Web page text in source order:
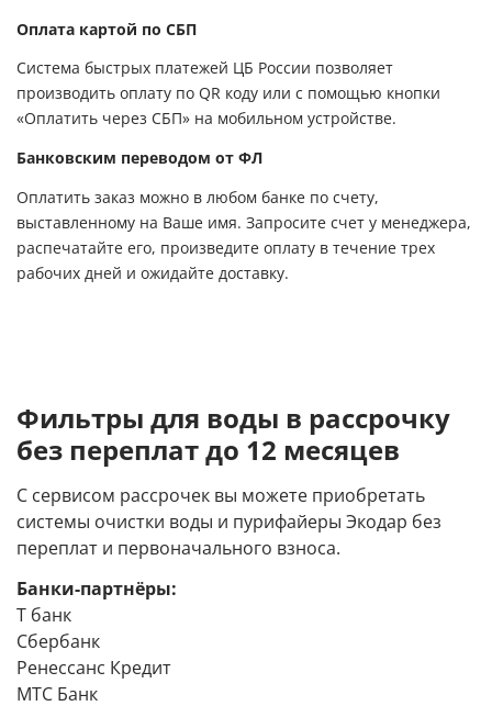
Оплата картой по СБП
Система быстрых платежей ЦБ России позволяет
производить оплату по QR коду или с помощью кнопки
«Оплатить через СБП» на мобильном устройстве.
Банковским переводом от ФЛ
Оплатить заказ можно в любом банке по счету,
выставленному на Ваше имя. Запросите счет у менеджера,
распечатайте его, произведите оплату в течение трех
рабочих дней и ожидайте доставку.
Фильтры для воды в рассрочку
без переплат до 12 месяцев
С сервисом рассрочек вы можете приобретать
системы очистки воды и пурифайеры Экодар без
переплат и первоначального взноса.
Банки-партнёры:
Т банк
Сбербанк
Ренессанс Кредит
МТС Банк